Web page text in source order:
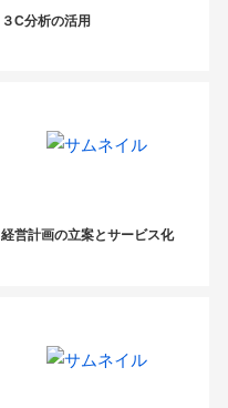
３C分析の活用
経営計画の立案とサービス化